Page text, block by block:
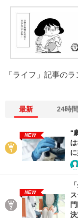
「ライフ」記事の
最新 24時間
NEW
“
NEW